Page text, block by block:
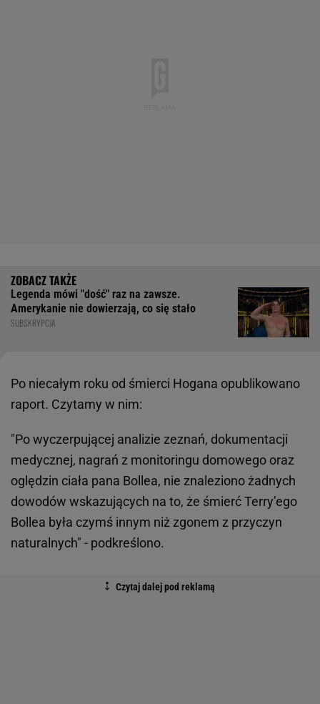
Legenda mówi "dość" raz na zawsze.
Amerykanie nie dowierzają, co się stało
SUBSKRYPCJA
Po niecałym roku od śmierci Hogana opublikowano
raport. Czytamy w nim:
"Po wyczerpującej analizie zeznań, dokumentacji
medycznej, nagrań z monitoringu domowego oraz
oględzin ciała pana Bollea, nie znaleziono żadnych
dowodów wskazujących na to, że śmierć Terry’ego
Bollea była czymś innym niż zgonem z przyczyn
naturalnych" - podkreślono.